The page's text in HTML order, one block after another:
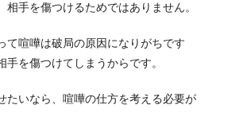
相手を傷つけるためではありません。
て喧嘩は破局の原因になりがちです
手を傷つけてしまうからです。
たいなら、喧嘩の仕方を考える必要が